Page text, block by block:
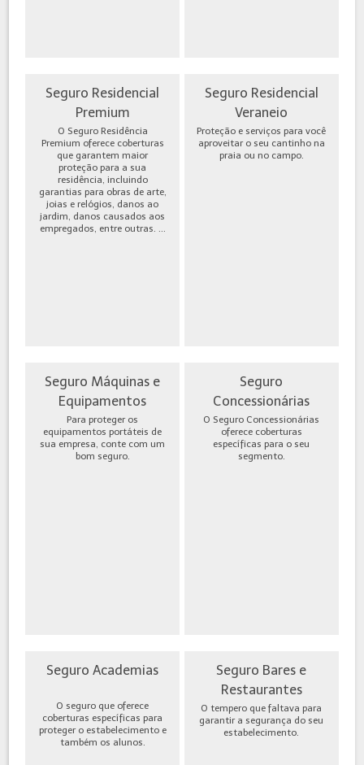
Seguro Residencial
Premium
O Seguro Residência
Premium oferece coberturas
que garantem maior
proteção para a sua
residência, incluindo
garantias para obras de arte,
joias e relógios, danos ao
jardim, danos causados aos
empregados, entre outras. ...
Seguro Residencial
Veraneio
Proteção e serviços para você
aproveitar o seu cantinho na
praia ou no campo.
Seguro Máquinas e
Equipamentos
Para proteger os
equipamentos portáteis de
sua empresa, conte com um
bom seguro.
Seguro
Concessionárias
O Seguro Concessionárias
oferece coberturas
específicas para o seu
segmento.
Seguro Academias
O seguro que oferece
coberturas específicas para
proteger o estabelecimento e
também os alunos.
Seguro Bares e
Restaurantes
O tempero que faltava para
garantir a segurança do seu
estabelecimento.